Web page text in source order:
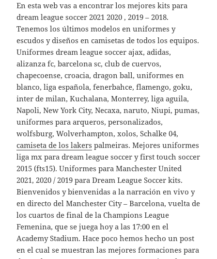
En esta web vas a encontrar los mejores kits para
dream league soccer 2021 2020 , 2019 – 2018.
Tenemos los últimos modelos en uniformes y
escudos y diseños en camisetas de todos los equipos.
Uniformes dream league soccer ajax, adidas,
alizanza fc, barcelona sc, club de cuervos,
chapecoense, croacia, dragon ball, uniformes en
blanco, liga española, fenerbahce, flamengo, goku,
inter de milan, Kuchalana, Monterrey, liga aguila,
Napoli, New York City, Necaxa, naruto, Niupi, pumas,
uniformes para arqueros, personalizados,
wolfsburg, Wolverhampton, xolos, Schalke 04,
camiseta de los lakers palmeiras. Mejores uniformes
liga mx para dream league soccer y first touch soccer
2015 (fts15). Uniformes para Manchester United
2021, 2020 / 2019 para Dream League Soccer kits.
Bienvenidos y bienvenidas a la narración en vivo y
en directo del Manchester City – Barcelona, vuelta de
los cuartos de final de la Champions League
Femenina, que se juega hoy a las 17:00 en el
Academy Stadium. Hace poco hemos hecho un post
en el cual se muestran las mejores formaciones para